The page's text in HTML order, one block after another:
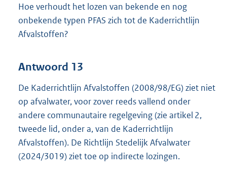
Hoe verhoudt het lozen van bekende en nog
onbekende typen PFAS zich tot de Kaderrichtlijn
Afvalstoffen?
Antwoord 13
De Kaderrichtlijn Afvalstoffen (2008/98/EG) ziet niet
op afvalwater, voor zover reeds vallend onder
andere communautaire regelgeving (zie artikel 2,
tweede lid, onder a, van de Kaderrichtlijn
Afvalstoffen). De Richtlijn Stedelijk Afvalwater
(2024/3019) ziet toe op indirecte lozingen.